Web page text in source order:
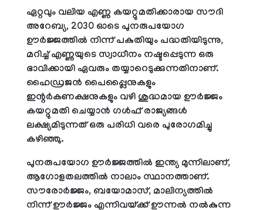
ഏറ്റവും വലിയ എണ്ണ കയറ്റുമതിക്കാരായ സൗദി
അറേബ്യ, 2030 ഓടെ പുനരുപയോഗ
ഊര്‍ജ്ജത്തില്‍ നിന്ന് പകുതിയും പദ്ധതിയിടുന്നു,
മറിച്ച് എണ്ണയുടെ സ്വാധീനം നഷ്ടപ്പെടുന്ന ഒരു
ഭാവിക്കായി ഏവരും തയ്യാറെടുക്കുന്നതിനാണ്.
ഹൈഡ്രജന്‍ പൈപ്പ്ലൈനുകളും
ഇന്റര്‍കണക്ഷനുകളും വഴി ശുദ്ധമായ ഊര്‍ജ്ജം
കയറ്റുമതി ചെയ്യാന്‍ ഗള്‍ഫ് രാജ്യങ്ങള്‍
ലക്ഷ്യമിടുന്നത് ഒരു പരിധി വരെ പുരോഗമിച്ചു
കഴിഞ്ഞു.
പുനരുപയോഗ ഊര്‍ജ്ജത്തില്‍ ഇന്ത്യ മുന്നിലാണ്,
ആഗോളതലത്തില്‍ നാലാം സ്ഥാനത്താണ്.
സൗരോര്‍ജ്ജം, ബയോമാസ്, മാലിന്യത്തില്‍
നിന്ന് ഊര്‍ജ്ജം എന്നിവയ്ക്ക് ഊന്നല്‍ നല്‍കുന്ന